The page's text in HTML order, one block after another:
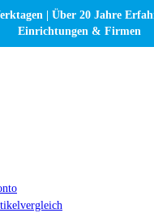
| Über 20 Jahre
Einrichtungen & Firmen